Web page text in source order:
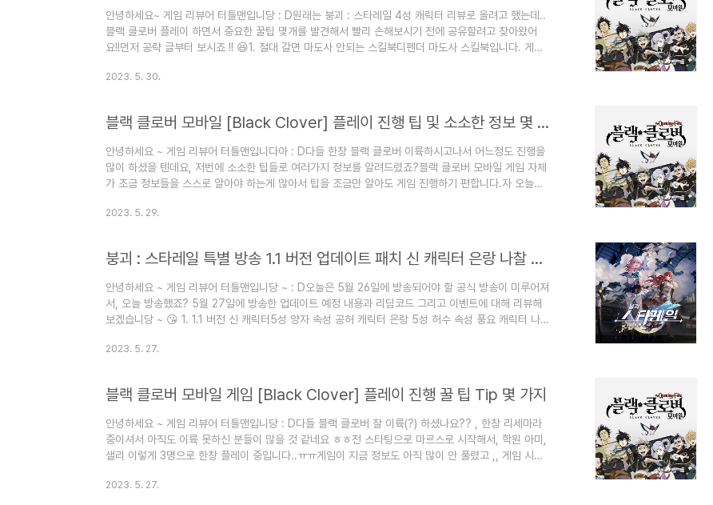
안녕하세요~ 게임 리뷰어 터틀맨입니당 : D원래는 붕괴 : 스타레일 4성 캐릭터 리뷰로 올려고 했는데..
블랙 클로버 플레이 하면서 중요한 꿀팁 몇개를 발견해서 빨리 손해보시기 전에 공유할려고 찾아왔어
요!!먼저 공략 글부터 보시죠 !! 😆1. 절대 갈면 마도사 안되는 스킬북디펜더 마도사 스킬북입니다. 게다
무 좋습니다.. 제 경험이니깐 믿으셔도 되요 : D두번째는 디버퍼 마도사 스킬북입니다. SR에서 벌써 이
2023. 5. 30.
블랙 클로버 모바일 [Black Clover] 플레이 진행 팁 및 소소한 정보 몇 가지 공략 2
안녕하세요 ~ 게임 리뷰어 터틀맨입니다아 : D다들 한창 블랙 클로버 이륙하시고나서 어느정도 진행을
많이 하셨을 텐데요, 저번에 소소한 팁들로 여러가지 정보를 알려드렸죠?블랙 클로버 모바일 게임 자체
가 조금 정보들을 스스로 알아야 하는게 많아서 팁을 조금만 알아도 게임 진행하기 편합니다.자 오늘은
매일 꼭 하셔야 되는 이유가 바로 행동력!! 가끔 가다 나오는 행동력 때문이라도 이걸 계속 매일 하셔야
가격은 말..
2023. 5. 29.
붕괴 : 스타레일 특별 방송 1.1 버전 업데이트 패치 신 캐릭터 은랑 나찰 어공 이벤트 임무 리딤 코드 (5월 28일까지.)
안녕하세요 ~ 게임 리뷰어 터틀맨입니당 ~ : D오늘은 5월 26일에 방송되어야 할 공식 방송이 미루어져
서, 오늘 방송했죠? 5월 27일에 방송한 업데이트 예정 내용과 리딤코드 그리고 이벤트에 대해 리뷰해
보겠습니당 ~ 😘 1. 1.1 버전 신 캐릭터5성 양자 속성 공허 캐릭터 은랑 5성 허수 속성 풍요 캐릭터 나
추 픽업1.1 버전 후반기 캐릭터 픽업1.1 버전 후반기 광추 픽업 3. 신규 임무 4. 신규 이벤트 소개4.1 별
2023. 5. 27.
블랙 클로버 모바일 게임 [Black Clover] 플레이 진행 꿀 팁 Tip 몇 가지
안녕하세요 ~ 게임 리뷰어 터틀맨입니당 : D다들 블랙 클로버 잘 이륙(?) 하셨나요?? , 한창 리세마라
중이셔서 아직도 이륙 못하신 분들이 많을 것 같네요 ㅎㅎ전 스타팅으로 마르스로 시작해서, 학원 아미,
샐리 이렇게 3명으로 한창 플레이 중입니다..ㅠㅠ게임이 지금 정보도 아직 많이 안 풀렸고 ,, 게임 시스
당 ~1. 스토리 마도서 지원게임을 플레이 하다보면 스토리 진행 상 메인 스토리에 키우지도 않은 필수
2023. 5. 27.